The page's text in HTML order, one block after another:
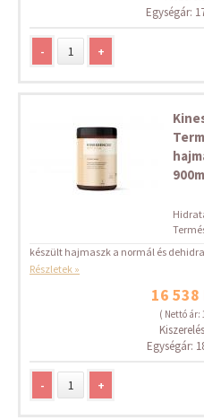
Egységár:
- +
készült hajmaszk a normál és
Részletek »
16
( Nettó ár:
Egységár:
- +